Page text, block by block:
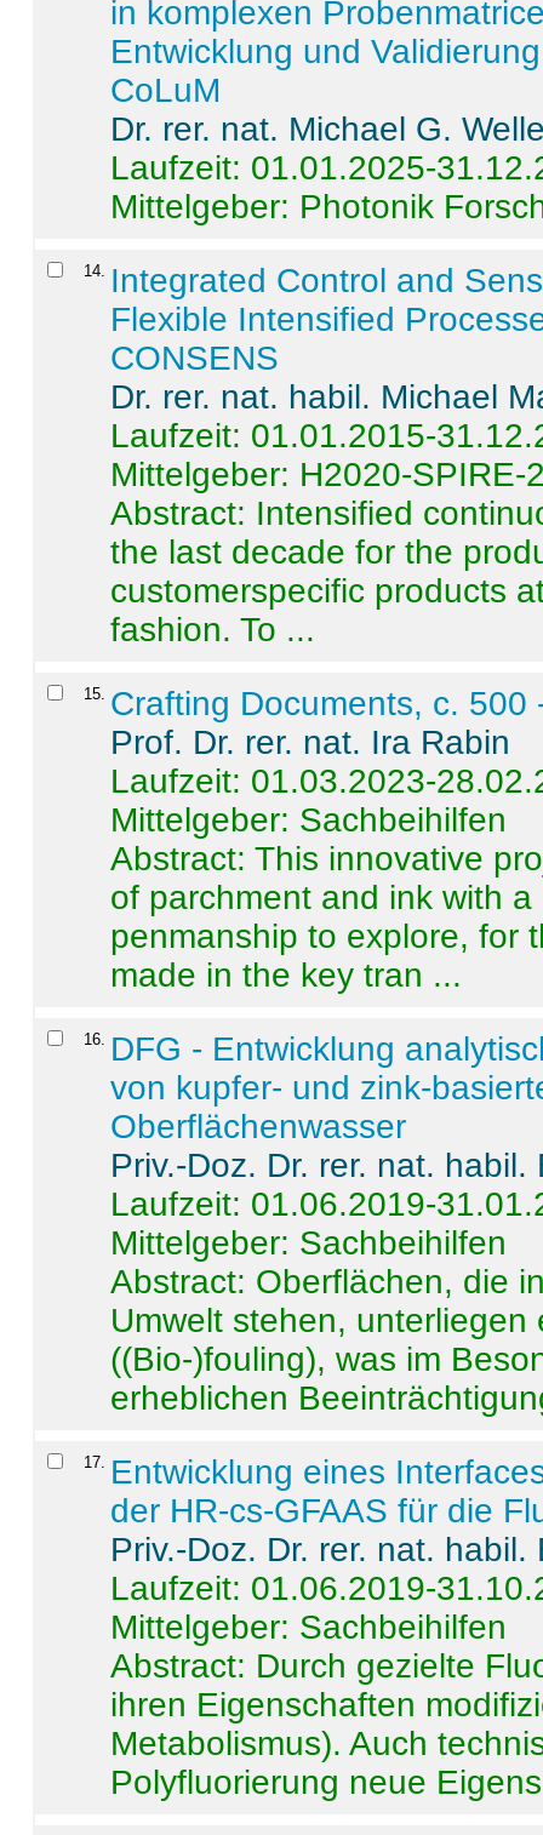
in komplexen
Entwicklung und
CoLuM
Dr. rer. nat. Michael G.
Laufzeit: 01.01.2025-
Mittelgeber: Photonik
14
Integrated Control and
Flexible Intensified
CONSENS
Dr. rer. nat. habil. Michael
Laufzeit: 01.01.2015-
Mittelgeber: H2020-SPIRE-
Abstract: Intensified
the last decade for the
customerspecific products
fashion. To ...
15 Crafting Documents, c. 500
Prof. Dr. rer. nat. Ira Rabin
Laufzeit: 01.03.2023-
Mittelgeber: Sachbeihilfen
Abstract:This innovative
of parchment and ink with
penmanship to explore, for
made in the key tran ...
16
DFG - Entwicklung
von kupfer- und zink-
Oberflächenwasser
Priv.-Doz. Dr. rer. nat.
Laufzeit: 01.06.2019-
Mittelgeber: Sachbeihilfen
Abstract: Oberflächen, die
Umwelt stehen,
((Bio-)fouling), was im
erheblichen
17
Entwicklung eines
der HR-cs-GFAAS für die
Priv.-Doz. Dr. rer. nat.
Laufzeit: 01.06.2019-
Mittelgeber: Sachbeihilfen
Abstract: Durch gezielte
ihren Eigenschaften
Metabolismus). Auch
Polyfluorierung neue